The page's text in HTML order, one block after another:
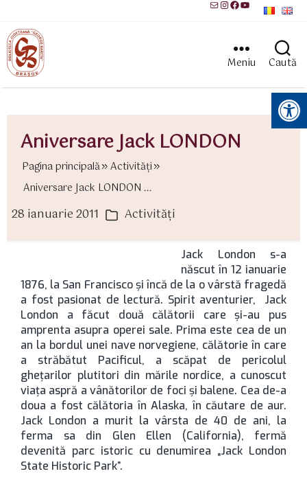
MailInstagram
Facebook
YouTube
Meniu Caută
Instrumente pentru accesibilitate
Aniversare Jack LONDON
Pagina principală
Activităţi
Aniversare Jack LONDON ...
28 ianuarie 2011 Categorii
Activităţi
Jack London s-a
născut în 12 ianuarie
1876, la San Francisco şi încă de la o vârstă fragedă
a fost pasionat de lectură. Spirit aventurier, Jack
London a făcut două călătorii care şi-au pus
amprenta asupra operei sale. Prima este cea de un
an la bordul unei nave norvegiene, călătorie în care
a străbătut Pacificul, a scăpat de pericolul
gheţarilor plutitori din mările nordice, a cunoscut
viaţa aspră a vânătorilor de foci şi balene. Cea de-a
doua a fost călătoria în Alaska, în căutare de aur.
Jack London a murit la vârsta de 40 de ani, la
ferma sa din Glen Ellen (California), fermă
devenită parc istoric cu denumirea „Jack London
State Historic Park”.